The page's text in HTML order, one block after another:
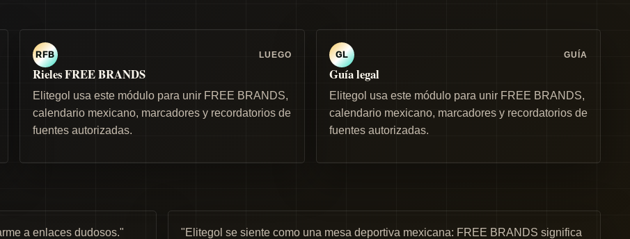
RFB LUEGO
Rieles FREE BRANDS
Elitegol usa este módulo para unir FREE BRANDS,
calendario mexicano, marcadores y recordatorios de
fuentes autorizadas.
GL GUÍA
Guía legal
Elitegol usa este módulo para unir FREE BRANDS,
calendario mexicano, marcadores y recordatorios de
fuentes autorizadas.
a enlaces dudosos."
"Elitegol se siente como una mesa deportiva mexicana: FREE BRANDS significa